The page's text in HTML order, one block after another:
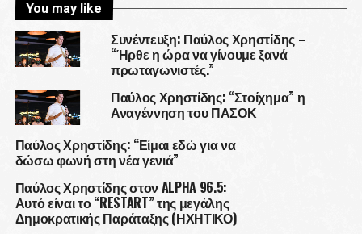
You may like
Συνέντευξη: Παύλος Χρηστίδης –
“Ήρθε η ώρα να γίνουμε ξανά
πρωταγωνιστές.”
Παύλος Χρηστίδης: “Στοίχημα” η
Αναγέννηση του ΠΑΣΟΚ
Παύλος Χρηστίδης: “Είμαι εδώ για να
δώσω φωνή στη νέα γενιά”
Παύλος Χρηστίδης στον ALPHA 96.5:
Αυτό είναι το “RESTART” της μεγάλης
Δημοκρατικής Παράταξης (ΗΧΗΤΙΚΟ)